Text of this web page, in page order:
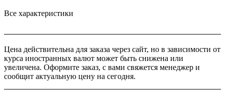
Все характеристики
Цена действительна для заказа через сайт, но в зависимости от
курса иностранных валют может быть снижена или
увеличена. Оформите заказ, с вами свяжется менеджер и
сообщит актуальную цену на сегодня.